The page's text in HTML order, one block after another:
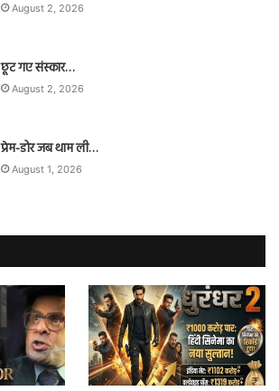
August 2, 2026
छूट गए संस्कार…
August 2, 2026
प्रेम-डोर जब थाम ली…
August 1, 2026